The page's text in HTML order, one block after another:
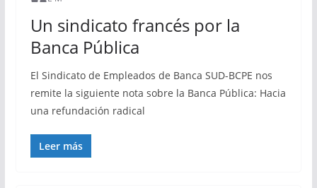
Un sindicato francés por la
Banca Pública
El Sindicato de Empleados de Banca SUD-BCPE nos
remite la siguiente nota sobre la Banca Pública: Hacia
una refundación radical
Leer más